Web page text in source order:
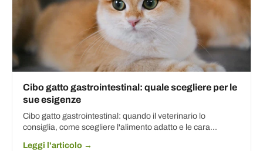
Cibo gatto gastrointestinal: quale scegliere per le
sue esigenze
Cibo gatto gastrointestinal: quando il veterinario lo
consiglia, come scegliere l'alimento adatto e le cara...
Leggi l'articolo →